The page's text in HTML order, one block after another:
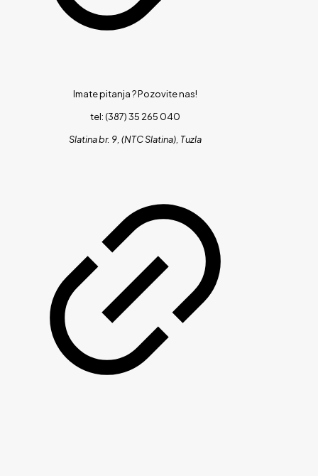
Imate pitanja ?Pozovite nas!
tel: (387) 35 265 040
Slatina br. 9, (NTC Slatina), Tuzla